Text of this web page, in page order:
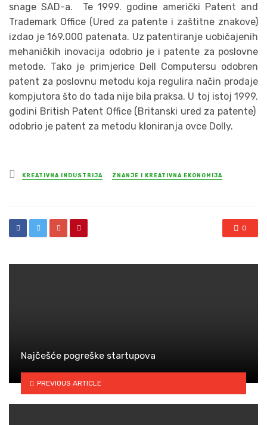
snage SAD-a. Te 1999. godine američki Patent and
Trademark Office (Ured za patente i zaštitne znakove)
izdao je 169.000 patenata. Uz patentiranje uobičajenih
mehaničkih inovacija odobrio je i patente za poslovne
metode. Tako je primjerice Dell Computersu odobren
patent za poslovnu metodu koja regulira način prodaje
kompjutora što do tada nije bila praksa. U toj istoj 1999.
godini British Patent Office (Britanski ured za patente)
odobrio je patent za metodu kloniranja ovce Dolly.
Posted
in
KREATIVNA INDUSTRIJA ZNANJE I KREATIVNA EKONOMIJA
0
Najčešće pogreške startupova
PREVIOUS ARTICLE